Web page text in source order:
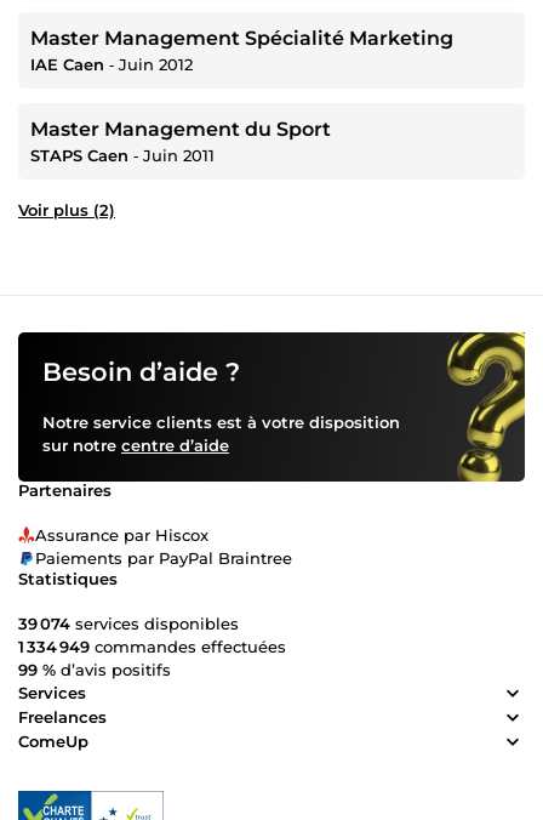
Master Management Spécialité Marketing
IAE Caen ‐ Juin 2012
Master Management du Sport
STAPS Caen ‐ Juin 2011
Voir plus (2)
Besoin d’aide ?
Notre service clients est à votre disposition
sur notre centre d’aide
Partenaires
Assurance par Hiscox
Paiements par PayPal Braintree
Statistiques
39 074 services disponibles
1 334 949 commandes effectuées
99 % d’avis positifs
Services
Freelances
ComeUp